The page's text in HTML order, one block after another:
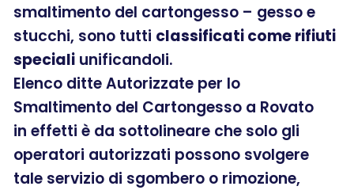
smaltimento del cartongesso – gesso e
stucchi, sono tutti classificati come rifiuti
speciali unificandoli.
Elenco ditte Autorizzate per lo
Smaltimento del Cartongesso a Rovato
in effetti è da sottolineare che solo gli
operatori autorizzati possono svolgere
tale servizio di sgombero o rimozione,